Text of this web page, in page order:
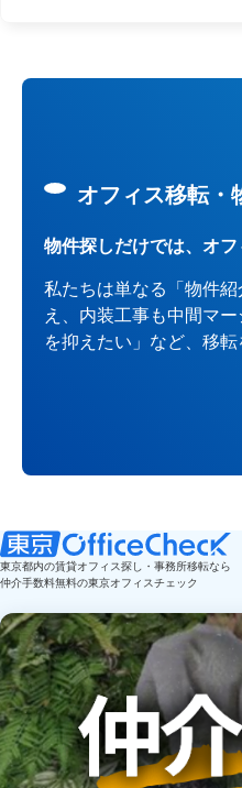
オフィス移転・
物件探しだけでは、オフ
私たちは単なる「物件紹
え、内装工事も中間マ
を抑えたい」など、移
東京都内の賃貸オフィス探し・事務所移転なら
仲介手数料無料の東京オフィスチェック